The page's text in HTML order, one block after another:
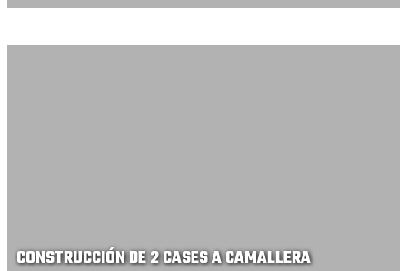
CONSTRUCCIÓN DE 2 CASES A CAMALLERA